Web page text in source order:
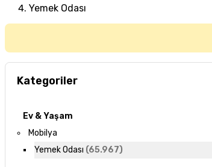
Yemek Odası
Kategoriler
Ev & Yaşam
Mobilya
Yemek Odası (65.967)